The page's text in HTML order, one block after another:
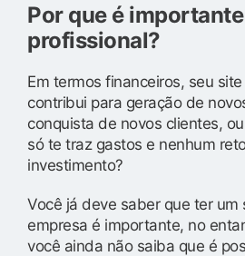
Por que é
profissional?
Em termos financeiros, seu
contribui para geração de
conquista de novos clientes,
só te traz gastos e nenhum
investimento?
Você já deve saber que ter um
empresa é importante, no
você ainda não saiba que é